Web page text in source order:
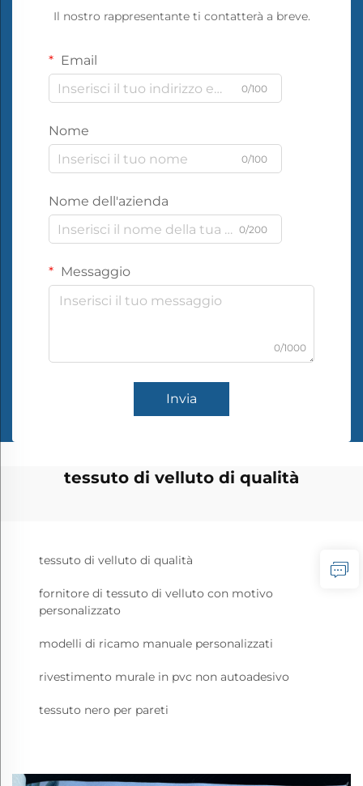
Il nostro rappresentante ti contatterà a breve.
Email
0/100
Nome
0/100
Nome dell'azienda
0/200
Messaggio
0/1000
Invia
tessuto di velluto di qualità
tessuto di velluto di qualità
fornitore di tessuto di velluto con motivo
personalizzato
modelli di ricamo manuale personalizzati
rivestimento murale in pvc non autoadesivo
tessuto nero per pareti